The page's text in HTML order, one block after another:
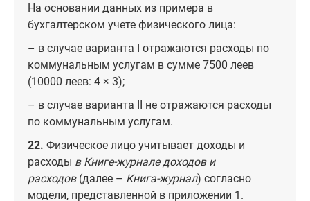
На основании данных из примера в
бухгалтерском учете физического лица:
– в случае варианта I отражаются расходы по
коммунальным услугам в сумме 7500 леев
(10000 леев: 4 × 3);
– в случае варианта II не отражаются расходы
по коммунальным услугам.
22. Физическое лицо учитывает доходы и
расходы в Книге-журнале доходов и
расходов(далее – Книга-журнал) согласно
модели, представленной в приложении 1.